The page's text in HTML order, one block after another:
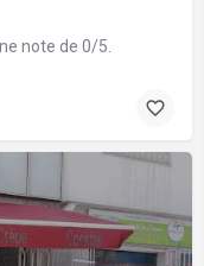
note de 0/5.